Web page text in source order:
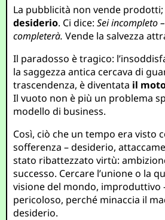
La pubblicità non vende
desiderio. Ci dice:Sei incompleto
completerà. Vende la salvezza
Il paradosso è tragico:
la saggezza antica cercava di
trascendenza, è diventata il
Il vuoto non è più un problema
modello di business.
Così, ciò che un tempo era visto
sofferenza – desiderio,
stato ribattezzato virtù:
successo. Cercare l’unione o la
visione del mondo, improduttivo
pericoloso, perché minaccia il
desiderio.